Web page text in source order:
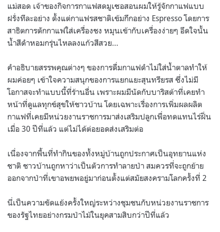
แม่สอด เจ้าของกิจการกาแฟสดมูเซอสอนผมให้รู้จักกาแฟแบบ
ฝรั่งทีละอย่าง ตั้งแต่กาแฟรสชาติเข้มกึกอย่าง Espressoโดยการ
สาธิตการตักกาแฟใส่เครื่องชง หมุนเข้ากับเครื่องง่ายๆ อึดใจนั้น
น้ำสีดำหอมกรุ่นไหลลงแก้วสีสวย…
คำอธิบายสรรพคุณต่างๆ ของการดื่มกาแฟดำไม่ใส่น้ำตาลทำให้
ผมค่อยๆ เข้าใจความสนุกของการแยกแยะสุนทรียรส ซึ่งไม่มี
โอกาสจะทำแบบนี้ที่ร้านอื่น เพราะผมมีนัดกับบาริสต้าที่เคยทำ
หน้าที่ดูแลทุกข์สุขให้ชาวบ้าน โดยเฉพาะเรื่องการเพิ่มผลผลิต
กาแฟที่เคยมีหน่วยงานราชการมาส่งเสริมปลูกเพื่อทดแทนไร่ฝิ่น
เมื่อ 30 ปีที่แล้ว แต่ไม่ได้ต่อยอดส่งเสริมต่อ
เนื่องจากพื้นที่ทำกินของทั้งหมู่บ้านถูกประกาศเป็นอุทยานแห่ง
ชาติ ชาวบ้านถูกหาว่าเป็นตัวการทำลายป่า สมควรที่จะถูกย้าย
ออกจากป่าที่เขาอพยพอยู่มาก่อนตั้งแต่สมัยสงครามโลกครั้งที่ 2
นี่เป็นความขัดแย้งครั้งใหญ่ระหว่างชุมชนกับหน่วยงานราชการ
ของรัฐไทยอย่างกรมป่าไม้ในยุคสามสิบกว่าปีที่แล้ว